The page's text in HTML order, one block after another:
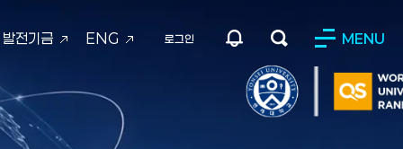
발전기금 ENG 로그인 MENU